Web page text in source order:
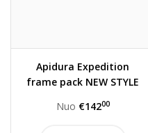
Apidura Expedition
frame pack NEW STYLE
Nuo €14200